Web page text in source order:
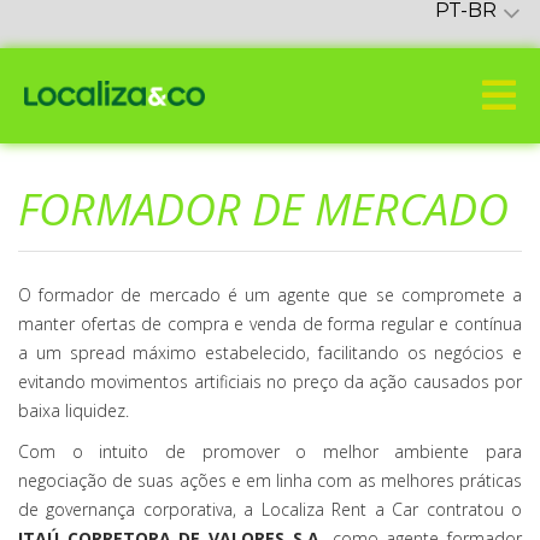
PT-BR
FORMADOR DE MERCADO
O formador de mercado é um agente que se compromete a
manter ofertas de compra e venda de forma regular e contínua
a um spread máximo estabelecido, facilitando os negócios e
evitando movimentos artificiais no preço da ação causados por
baixa liquidez.
Com o intuito de promover o melhor ambiente para
negociação de suas ações e em linha com as melhores práticas
de governança corporativa, a Localiza Rent a Car contratou o